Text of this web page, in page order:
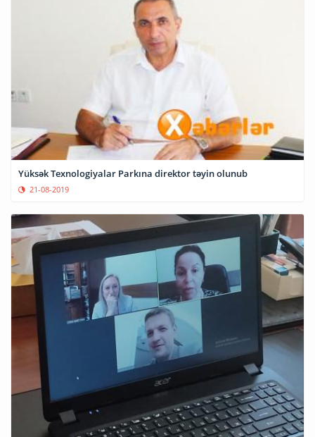
Yüksək Texnologiyalar Parkına direktor təyin olunub
21-08-2019